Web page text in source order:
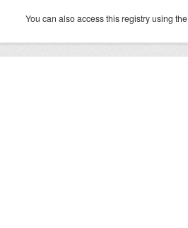
You can also access this registry using the